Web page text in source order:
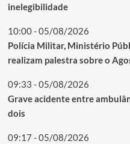
inelegibilidade
10:00 - 05/08/2026
Polícia Militar, Ministério
realizam palestra sobre o
09:33 - 05/08/2026
Grave acidente entre
dois
09:17 - 05/08/2026